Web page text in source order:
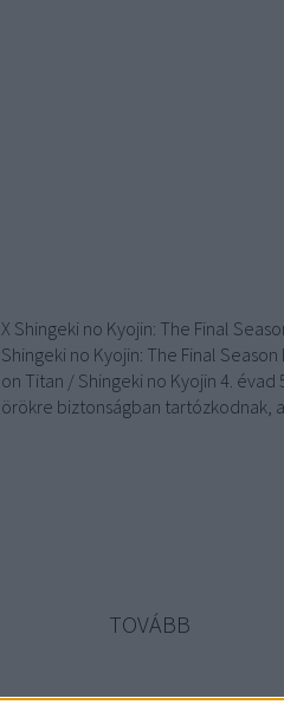
X Shingeki no Kyojin: The Final
Shingeki no Kyojin: The Final
on Titan / Shingeki no Kyojin 4.
örökre biztonságban tartózkodnak,
TOVÁBB